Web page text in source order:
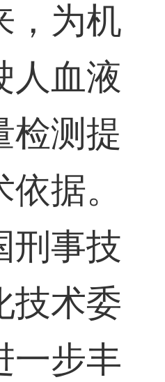
，为机
人血液
检测提
据。
事技
技术委
一步丰